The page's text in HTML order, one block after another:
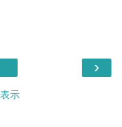
›
示